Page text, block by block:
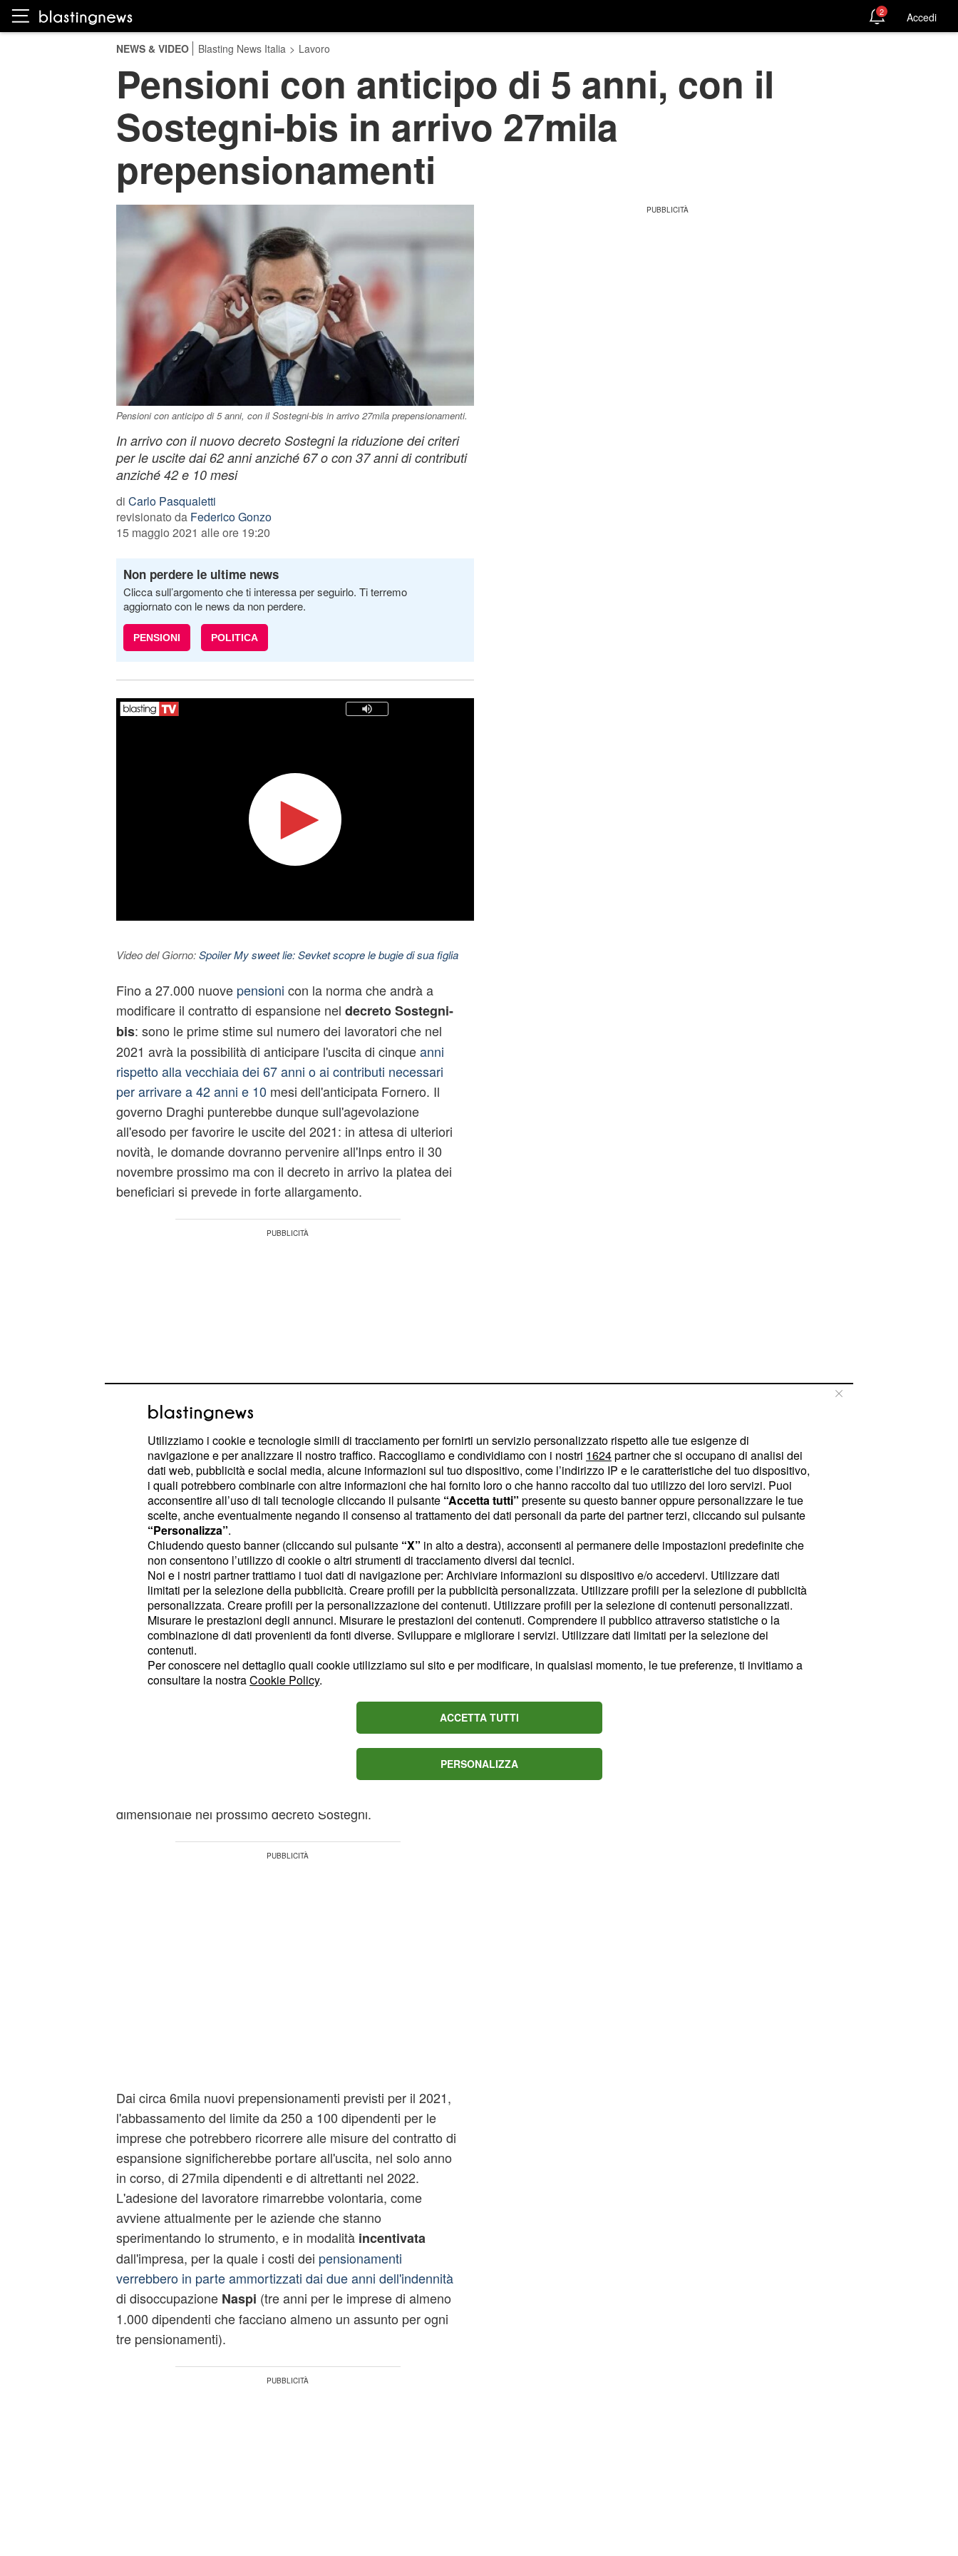
2 Accedi
NEWS & VIDEO Blasting News Italia > Lavoro
Pensioni con anticipo di 5 anni, con il
Sostegni-bis in arrivo 27mila
prepensionamenti
Pensioni con anticipo di 5 anni, con il Sostegni-bis in arrivo 27mila prepensionamenti.
In arrivo con il nuovo decreto Sostegni la riduzione dei criteri
per le uscite dai 62 anni anziché 67 o con 37 anni di contributi
anziché 42 e 10 mesi
di Carlo Pasqualetti
revisionato da Federico Gonzo
15 maggio 2021 alle ore 19:20
Non perdere le ultime news
Clicca sull’argomento che ti interessa per seguirlo. Ti terremo
aggiornato con le news da non perdere.
PENSIONI POLITICA
Video del Giorno:Spoiler My sweet lie: Sevket scopre le bugie di sua figlia
Fino a 27.000 nuove pensioni con la norma che andrà a
modificare il contratto di espansione nel decreto Sostegni-
bis: sono le prime stime sul numero dei lavoratori che nel
2021 avrà la possibilità di anticipare l'uscita di cinqueanni
rispetto alla vecchiaia dei 67 anni o ai contributi necessari
per arrivare a 42 anni e 10 mesi dell'anticipata Fornero. Il
governo Draghi punterebbe dunque sull'agevolazione
all'esodo per favorire le uscite del 2021: in attesa di ulteriori
novità, le domande dovranno pervenire all'Inps entro il 30
novembre prossimo ma con il decreto in arrivo la platea dei
beneficiari si prevede in forte allargamento.
Riducendo, infatti, la soglia dimensionale dei datori di lavoro
a 100 dipendenti, potrebbero essere fino a 15mila le
imprese interessate. Inoltre, continuano gli incontri per
migliorare lo strumento che potrebbe risultare decisivo sia
dopo quota 100e la riforma delle pensioni, che per
far fronte alle necessità occupazionali delle aziende
nell'emergenza coronavirus e nel periodo successivo allo
sblocco dei licenziamenti collettivi.
Pensioni con uscita a 62 anni o 37 e
10 di contributi: nel Sostegni bis
potrebbero abbassarsi i parametri
Molti di più, rispetto a quanti ne aveva preventivati la legge
di Bilancio 2021, i lavoratori interessati allepensioni
mesi di contributi nel
dimensionale nel prossimo decreto Sostegni.
Dai circa 6mila nuovi prepensionamenti previsti per il 2021,
l'abbassamento del limite da 250 a 100 dipendenti per le
imprese che potrebbero ricorrere alle misure del contratto di
espansione significherebbe portare all'uscita, nel solo anno
in corso, di 27mila dipendenti e di altrettanti nel 2022.
L'adesione del lavoratore rimarrebbe volontaria, come
avviene attualmente per le aziende che stanno
sperimentando lo strumento, e in modalità incentivata
dall'impresa, per la quale i costi dei pensionamenti
verrebbero in parte ammortizzati dai due anni dell'indennità
di disoccupazione Naspi (tre anni per le imprese di almeno
1.000 dipendenti che facciano almeno un assunto per ogni
tre pensionamenti).
Utilizziamo i cookie e tecnologie simili di tracciamento per fornirti un servizio personalizzato rispetto alle tue esigenze di
navigazione e per analizzare il nostro traffico. Raccogliamo e condividiamo con i nostri 1624partner che si occupano di analisi dei
dati web, pubblicità e social media, alcune informazioni sul tuo dispositivo, come l’indirizzo IP e le caratteristiche del tuo dispositivo,
i quali potrebbero combinarle con altre informazioni che hai fornito loro o che hanno raccolto dal tuo utilizzo dei loro servizi. Puoi
acconsentire all’uso di tali tecnologie cliccando il pulsante “Accetta tutti” presente su questo banner oppure personalizzare le tue
scelte, anche eventualmente negando il consenso al trattamento dei dati personali da parte dei partner terzi, cliccando sul pulsante
“Personalizza”.
Chiudendo questo banner (cliccando sul pulsante “X” in alto a destra), acconsenti al permanere delle impostazioni predefinite che
non consentono l’utilizzo di cookie o altri strumenti di tracciamento diversi dai tecnici.
Noi e i nostri partner trattiamo i tuoi dati di navigazione per: Archiviare informazioni su dispositivo e/o accedervi. Utilizzare dati
limitati per la selezione della pubblicità. Creare profili per la pubblicità personalizzata. Utilizzare profili per la selezione di pubblicità
personalizzata. Creare profili per la personalizzazione dei contenuti. Utilizzare profili per la selezione di contenuti personalizzati.
Misurare le prestazioni degli annunci. Misurare le prestazioni dei contenuti. Comprendere il pubblico attraverso statistiche o la
combinazione di dati provenienti da fonti diverse. Sviluppare e migliorare i servizi. Utilizzare dati limitati per la selezione dei
contenuti.
Per conoscere nel dettaglio quali cookie utilizziamo sul sito e per modificare, in qualsiasi momento, le tue preferenze, ti invitiamo a
consultare la nostraCookie Policy.
ACCETTA TUTTI
PERSONALIZZA